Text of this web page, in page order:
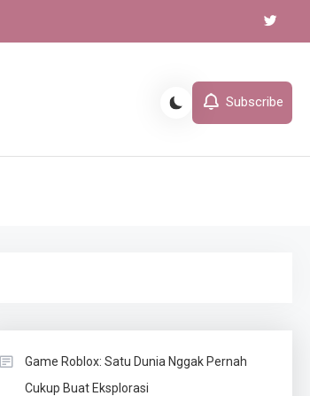
gaming Akurat dan
Subscribe
Game Roblox: Satu Dunia Nggak Pernah
Cukup Buat Eksplorasi